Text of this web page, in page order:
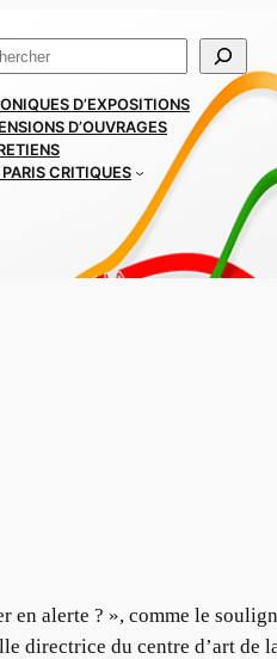
D’EXPOSITIONS
D’OUVRAGES
PARIS CRITIQUES
en alerte ? », comme le
directrice du centre d’art de